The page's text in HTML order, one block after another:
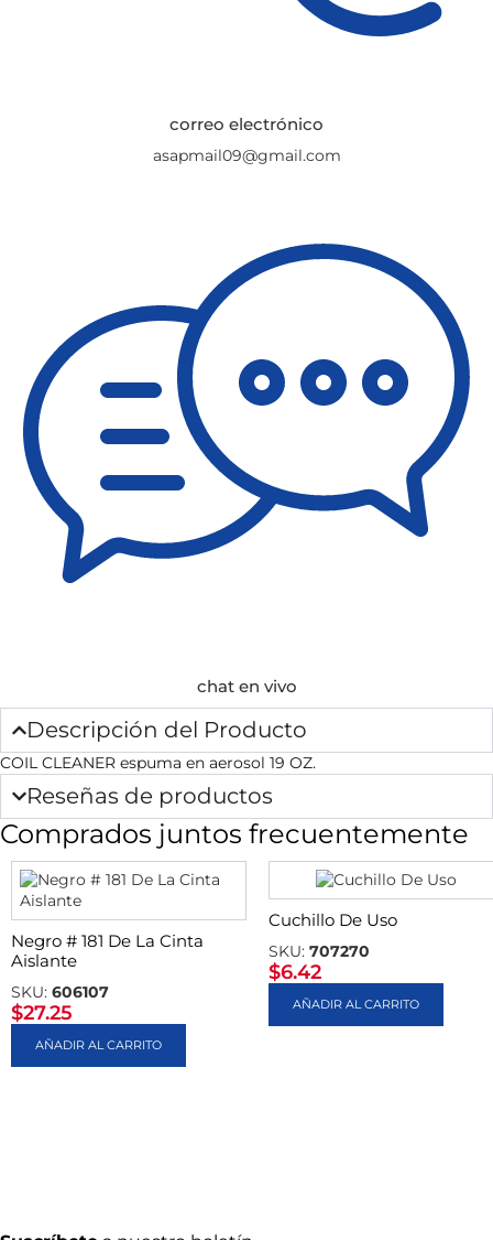
correo electrónico
asapmail09@gmail.com
chat en vivo
Descripción del Producto
COIL CLEANER espuma en aerosol 19 OZ.
Reseñas de productos
Comprados juntos frecuentemente
Negro # 181 De La Cinta
Aislante
SKU: 606107
$27.25
AÑADIR AL CARRITO
Cuchillo De Uso
SKU: 707270
$6.42
AÑADIR AL CARRITO